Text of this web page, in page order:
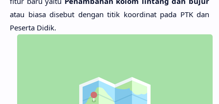
atau biasa disebut dengan titik koordinat pada PTK dan
Peserta Didik.